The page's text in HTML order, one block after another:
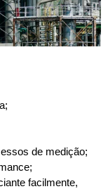
de medição;
facilmente,